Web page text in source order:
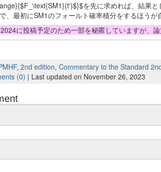
を先に求めれば、結果
、最初にSM1のフォールト確率積分をするほうが
に投稿予定のため一部を秘匿していますが、
, 2nd edition, Commentary to the Standard
(0) | Last updated on November 26, 2023